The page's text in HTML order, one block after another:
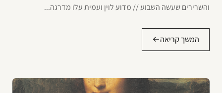
והשרירים שעשה השבוע // מדוע לוין ועמית עלו מדרגה...
המשך קריאה